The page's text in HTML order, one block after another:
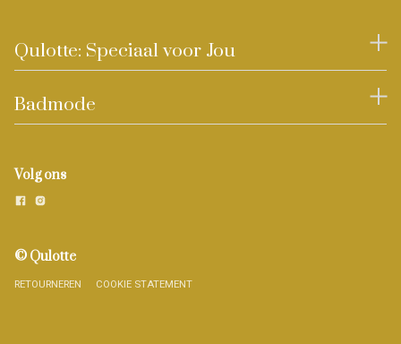
Qulotte: Speciaal voor Jou
Badmode
Volg ons
© Qulotte
RETOURNEREN COOKIE STATEMENT